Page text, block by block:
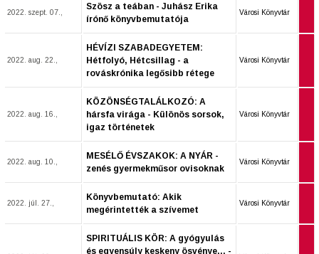
2022. szept. 07.,
Szösz a teában - Juhász Erika
írónő könyvbemutatója
Városi Könyvtár
2022. aug. 22.,
HÉVÍZI SZABADEGYETEM:
Hétfolyó, Hétcsillag - a
rováskrónika legősibb rétege
Városi Könyvtár
2022. aug. 16.,
KÖZÖNSÉGTALÁLKOZÓ: A
hársfa virága - Különös sorsok,
igaz történetek
Városi Könyvtár
2022. aug. 10.,
MESÉLŐ ÉVSZAKOK: A NYÁR -
zenés gyermekműsor ovisoknak
Városi Könyvtár
2022. júl. 27.,
Könyvbemutató: Akik
megérintették a szívemet
Városi Könyvtár
SPIRITUÁLIS KÖR: A gyógyulás
és egyensúly keskeny ösvénye... -